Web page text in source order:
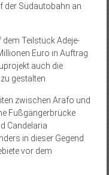
der Südautobahn an
Teilstück Adeje-
Euro in Auftrag
auch die
gestalten.
zwischen Arafo und
Fußgängerbrücke
Candelaria
in dieser Gegend
vor dem